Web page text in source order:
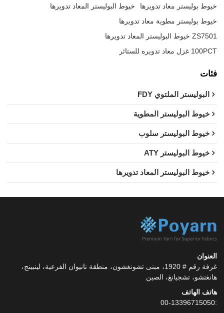
خيوط بوليستر معاد تدويرها
خيوط البوليستر المعاد تدويرها
خيوط بوليستر مطوية معاد تدويرها
ZS7501 خيوط البوليستر المعاد تدويرها
100PCT غزل معاد تدويره للستائر
فئات
البوليستر الملتوي FDY
خيوط البوليستر المطوية
خيوط البوليستر سلوب
خيوط البوليستر ATY
خيوط البوليستر المعاد تدويرها
العنوان
غرفة رقم # 1920، مبنى تشونغشون، منطقة نانيوان الفرعية، لينبينج،
هانغتشو، تشجيانغ، الصين
هاتف الهاتف
:00-13396715050